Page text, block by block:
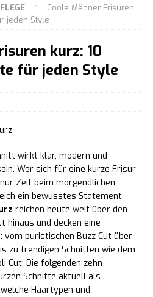
Coole Männer Frisuren
jeden Style
kurz: 10
für jeden Style
wirkt klar, modern und
Wer sich für eine kurze Frisur
Zeit beim morgendlichen
ein bewusstes Statement.
reichen heute weit über den
hinaus und decken eine
vom puristischen Buzz Cut über
zu trendigen Schnitten wie dem
Cut. Die folgenden zehn
Schnitte aktuell als
Haartypen und